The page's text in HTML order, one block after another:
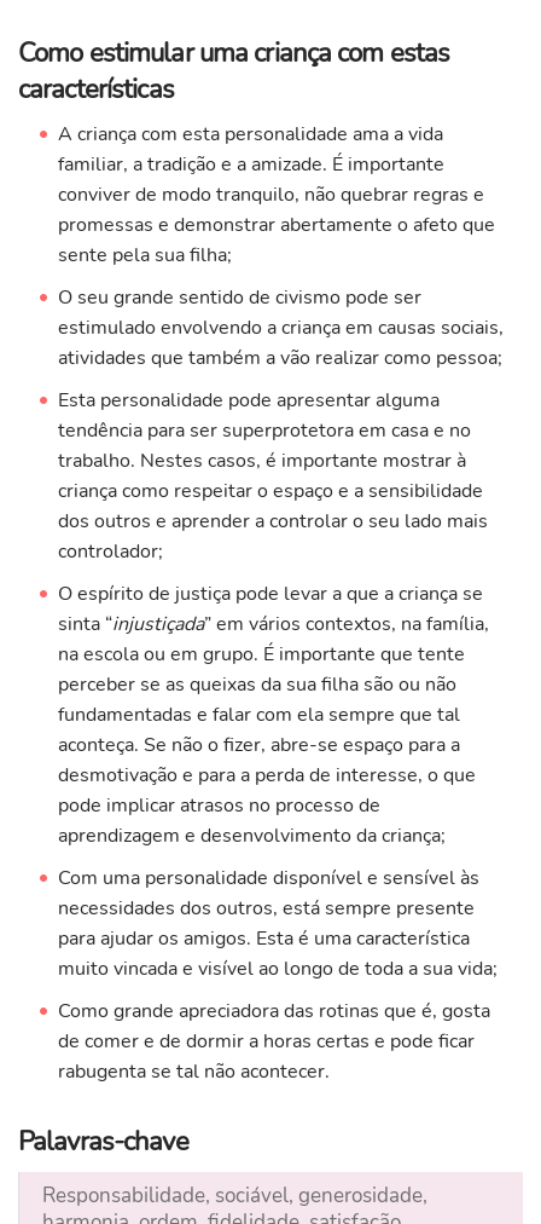
Como estimular uma criança com estas
características
A criança com esta personalidade ama a vida
familiar, a tradição e a amizade. É importante
conviver de modo tranquilo, não quebrar regras e
promessas e demonstrar abertamente o afeto que
sente pela sua filha;
O seu grande sentido de civismo pode ser
estimulado envolvendo a criança em causas sociais,
atividades que também a vão realizar como pessoa;
Esta personalidade pode apresentar alguma
tendência para ser superprotetora em casa e no
trabalho. Nestes casos, é importante mostrar à
criança como respeitar o espaço e a sensibilidade
dos outros e aprender a controlar o seu lado mais
controlador;
O espírito de justiça pode levar a que a criança se
sinta “injustiçada” em vários contextos, na família,
na escola ou em grupo. É importante que tente
perceber se as queixas da sua filha são ou não
fundamentadas e falar com ela sempre que tal
aconteça. Se não o fizer, abre-se espaço para a
desmotivação e para a perda de interesse, o que
pode implicar atrasos no processo de
aprendizagem e desenvolvimento da criança;
Com uma personalidade disponível e sensível às
necessidades dos outros, está sempre presente
para ajudar os amigos. Esta é uma característica
muito vincada e visível ao longo de toda a sua vida;
Como grande apreciadora das rotinas que é, gosta
de comer e de dormir a horas certas e pode ficar
rabugenta se tal não acontecer.
Palavras-chave
Responsabilidade, sociável, generosidade,